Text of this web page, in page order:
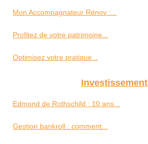
Mon Accompagnateur Rénov :...
Profitez de votre patrimoine...
Optimisez votre pratique...
Investissement
Edmond de Rothschild : 10 ans...
Gestion bankroll : comment...